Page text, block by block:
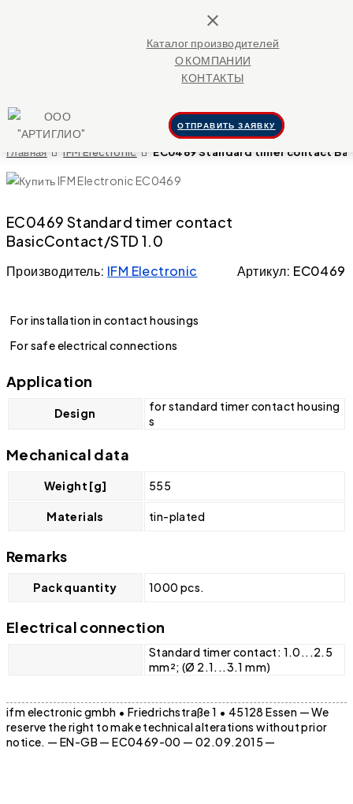
close
Каталог производителей
О КОМПАНИИ
КОНТАКТЫ
ОТПРАВИТЬ ЗАЯВКУ
Главная IFM Electronic EC0469 Standard timer contact
EC0469 Standard timer contact
BasicContact/STD 1.0
Производитель: IFM Electronic Артикул: EC0469
For installation in contact housings
For safe electrical connections
Application
Design
for standard timer contact housing
s
Mechanical data
Weight [g] 555
Materials tin-plated
Remarks
Pack quantity 1000 pcs.
Electrical connection
Standard timer contact: 1.0...2.5
mm²; (Ø 2.1...3.1 mm)
ifm electronic gmbh • Friedrichstraße 1 • 45128 Essen — We
reserve the right to make technical alterations without prior
notice. — EN-GB — EC0469-00 — 02.09.2015 —